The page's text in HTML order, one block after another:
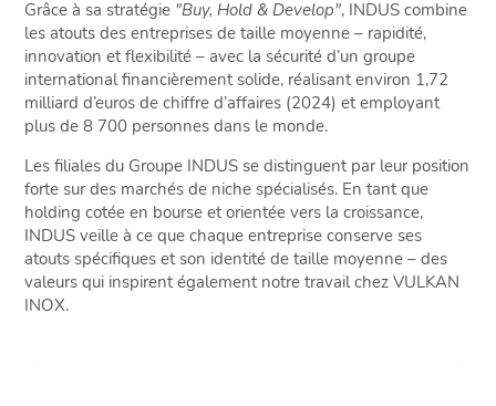
Grâce à sa stratégie "Buy, Hold & Develop", INDUS combine
les atouts des entreprises de taille moyenne – rapidité,
innovation et flexibilité – avec la sécurité d’un groupe
international financièrement solide, réalisant environ 1,72
milliard d’euros de chiffre d’affaires (2024) et employant
plus de 8 700 personnes dans le monde.
Les filiales du Groupe INDUS se distinguent par leur position
forte sur des marchés de niche spécialisés. En tant que
holding cotée en bourse et orientée vers la croissance,
INDUS veille à ce que chaque entreprise conserve ses
atouts spécifiques et son identité de taille moyenne – des
valeurs qui inspirent également notre travail chez VULKAN
INOX.